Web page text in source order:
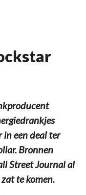
in een deal ter
Bronnen
Street Journal al
te komen.